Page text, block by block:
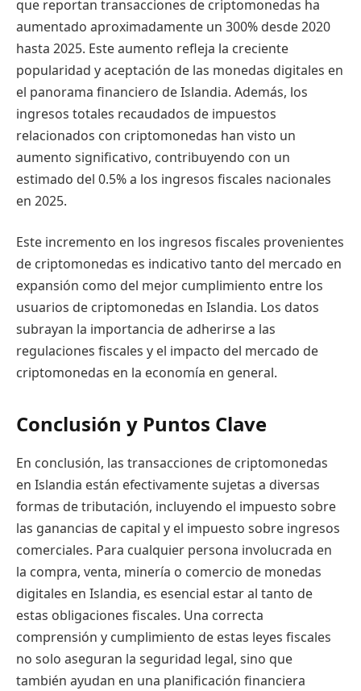
que reportan transacciones de criptomonedas ha
aumentado aproximadamente un 300% desde 2020
hasta 2025. Este aumento refleja la creciente
popularidad y aceptación de las monedas digitales en
el panorama financiero de Islandia. Además, los
ingresos totales recaudados de impuestos
relacionados con criptomonedas han visto un
aumento significativo, contribuyendo con un
estimado del 0.5% a los ingresos fiscales nacionales
en 2025.
Este incremento en los ingresos fiscales provenientes
de criptomonedas es indicativo tanto del mercado en
expansión como del mejor cumplimiento entre los
usuarios de criptomonedas en Islandia. Los datos
subrayan la importancia de adherirse a las
regulaciones fiscales y el impacto del mercado de
criptomonedas en la economía en general.
Conclusión y Puntos Clave
En conclusión, las transacciones de criptomonedas
en Islandia están efectivamente sujetas a diversas
formas de tributación, incluyendo el impuesto sobre
las ganancias de capital y el impuesto sobre ingresos
comerciales. Para cualquier persona involucrada en
la compra, venta, minería o comercio de monedas
digitales en Islandia, es esencial estar al tanto de
estas obligaciones fiscales. Una correcta
comprensión y cumplimiento de estas leyes fiscales
no solo aseguran la seguridad legal, sino que
también ayudan en una planificación financiera